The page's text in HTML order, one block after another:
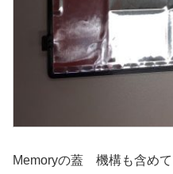
Memoryの蓋 機構も含めて